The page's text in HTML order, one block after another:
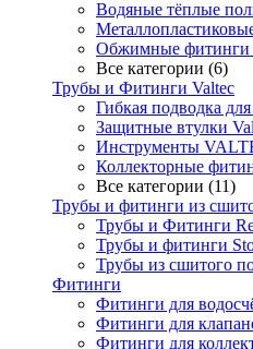
Водяные тёплые
Обжимные фитинги
Все категории (6)
Трубы и Фитинги Valtec
Гибкая подводка
Защитные втулки
Инструменты
Коллекторные
Все категории (11)
Трубы и фитинги из
Трубы и Фитинги
Трубы и фитинги
Трубы из сшитого
Фитинги
Фитинги для
Фитинги для
Фитинги для